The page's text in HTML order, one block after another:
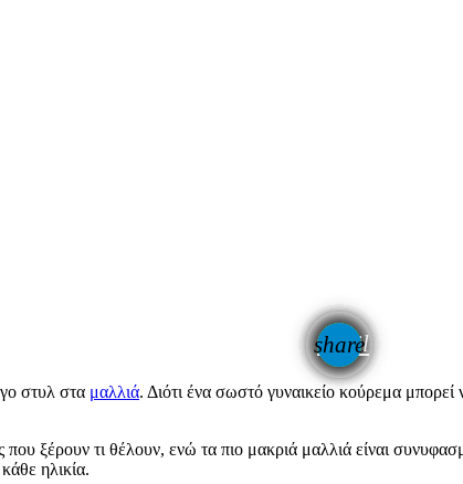
share
email
στυλ στα μαλλιά. Διότι ένα σωστό γυναικείο κούρεμα
που ξέρουν τι θέλουν, ενώ τα πιο μακριά μαλλιά είναι
ηλικία.